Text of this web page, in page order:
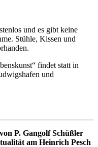
und es gibt keine
Stühle, Kissen und
findet statt in
und
P. Gangolf Schüßler
am Heinrich Pesch